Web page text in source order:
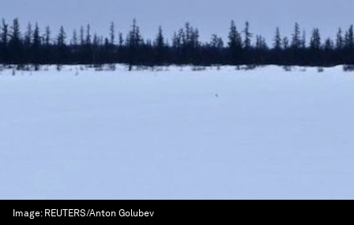
Image: REUTERS/Anton Golubev